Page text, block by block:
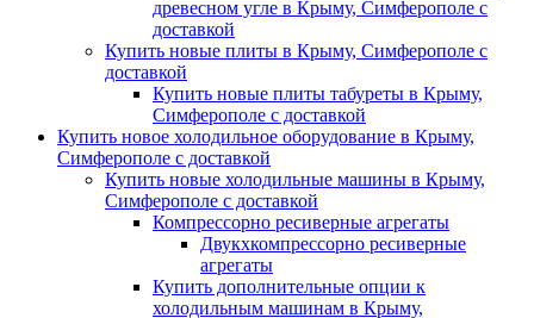
древесном угле в Крыму, Симферополе с
доставкой
Купить новые плиты в Крыму, Симферополе с
доставкой
Купить новые плиты табуреты в Крыму,
Симферополе с доставкой
Купить новое холодильное оборудование в Крыму,
Симферополе с доставкой
Купить новые холодильные машины в Крыму,
Симферополе с доставкой
Компрессорно ресиверные агрегаты
Двукхкомпрессорно ресиверные
агрегаты
Купить дополнительные опции к
холодильным машинам в Крыму,